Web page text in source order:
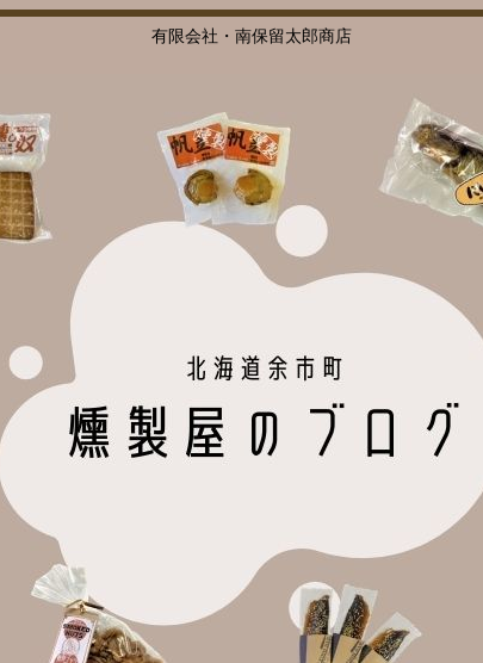
有限会社・南保留太郎商店